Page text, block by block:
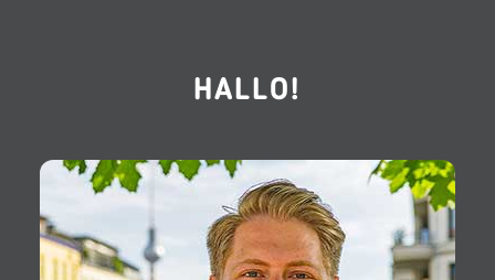
HALLO!